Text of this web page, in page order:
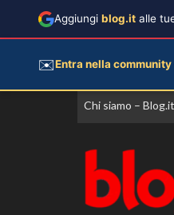
Vai
Chi siamo – Blog.it
Aggiungi blog.it alle
✉️Entra nella